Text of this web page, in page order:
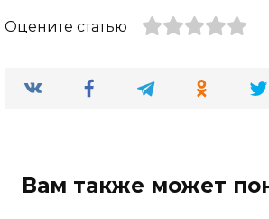
Оцените статью
Вам также может